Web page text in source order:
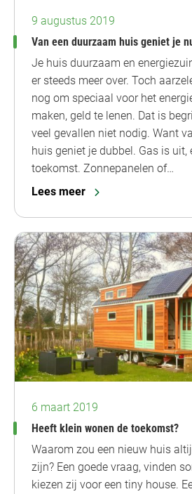
9 augustus 2019
Van een duurzaam huis geniet je
Je huis duurzaam en
er steeds meer over. Toch
nog om speciaal voor het
maken, geld te lenen. Dat is
veel gevallen niet nodig. Want
huis geniet je dubbel. Gas is uit,
toekomst. Zonnepanelen of…
Lees meer
6 maart 2019
Heeft klein wonen de toekomst?
Waarom zou een nieuw huis
zijn? Een goede vraag, vinden
kiezen zij voor een tiny house.